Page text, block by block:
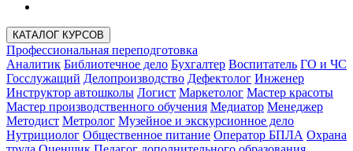
КАТАЛОГ КУРСОВ
Профессиональная переподготовка
Аналитик Библиотечное дело Бухгалтер Воспитатель ГО и ЧС
Госслужащий Делопроизводство Дефектолог Инженер
Инструктор автошколы Логист Маркетолог Мастер красоты
Мастер производственного обучения Медиатор Менеджер
Методист Метролог Музейное и экскурсионное дело
Нутрициолог Общественное питание Оператор БПЛА Охрана